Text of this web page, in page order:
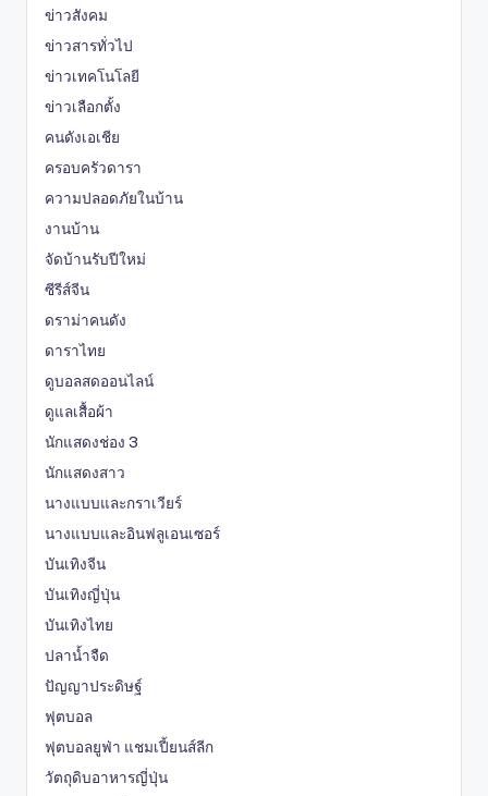
ข่าวสังคม
ข่าวสารทั่วไป
ข่าวเทคโนโลยี
ข่าวเลือกตั้ง
คนดังเอเชีย
ครอบครัวดารา
ความปลอดภัยในบ้าน
งานบ้าน
จัดบ้านรับปีใหม่
ซีรีส์จีน
ดราม่าคนดัง
ดาราไทย
ดูบอลสดออนไลน์
ดูแลเสื้อผ้า
นักแสดงช่อง 3
นักแสดงสาว
นางแบบและกราเวียร์
นางแบบและอินฟลูเอนเซอร์
บันเทิงจีน
บันเทิงญี่ปุ่น
บันเทิงไทย
ปลาน้ำจืด
ปัญญาประดิษฐ์
ฟุตบอล
ฟุตบอลยูฟ่า แชมเปี้ยนส์ลีก
วัตถุดิบอาหารญี่ปุ่น